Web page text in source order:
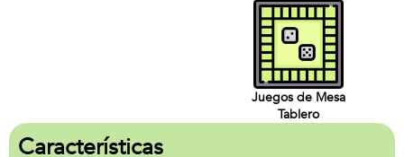
Juegos de Mesa
Tablero
Características